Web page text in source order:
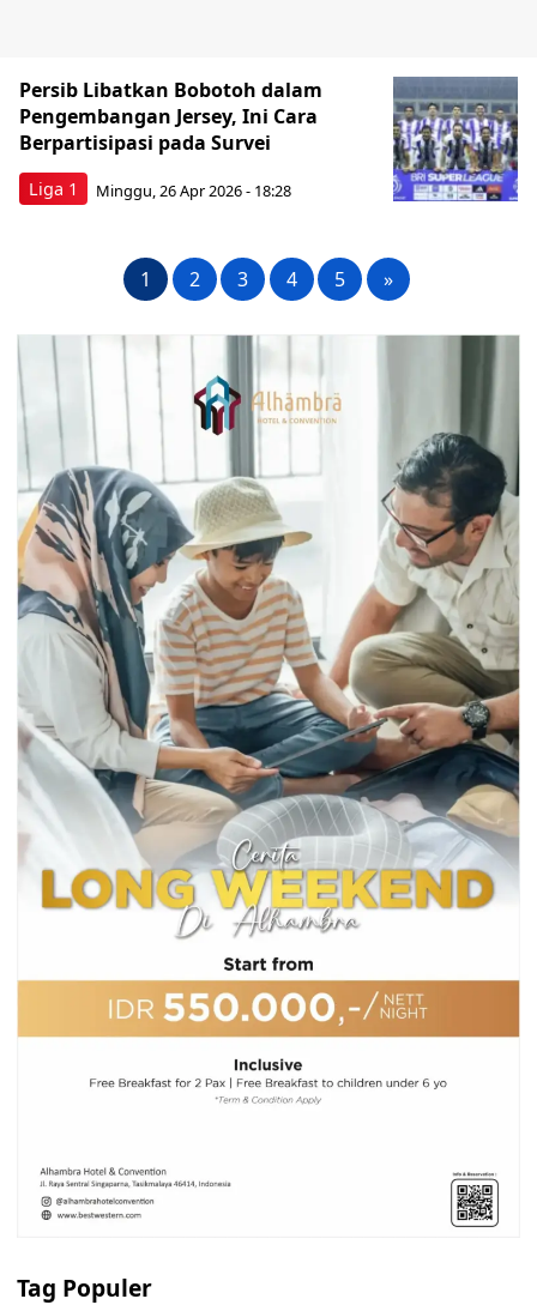
Liga 1
Persib Libatkan Bobotoh dalam
Pengembangan Jersey, Ini Cara
Berpartisipasi pada Survei
Minggu, 26 Apr 2026 - 18:28
1 2 3 4 5 »
Tag Populer